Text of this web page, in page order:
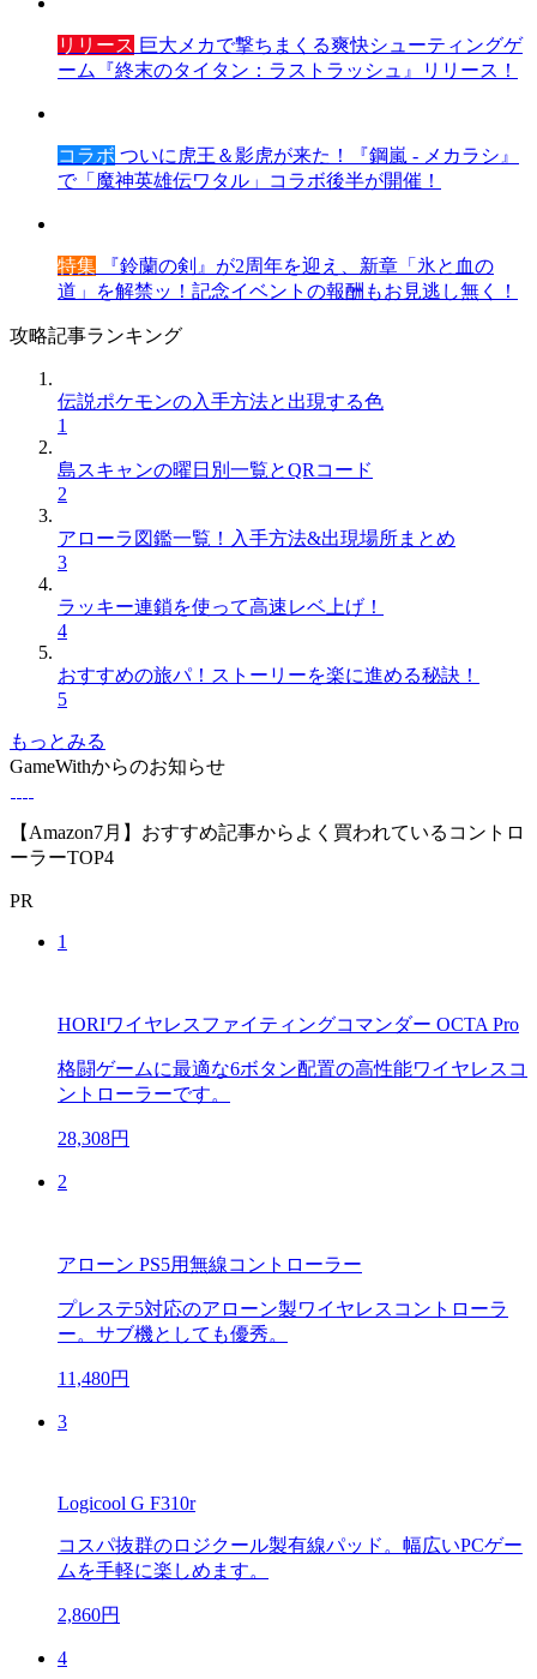
リリース 巨大メカで撃ちまくる爽快シューティングゲ
ーム『終末のタイタン：ラストラッシュ』リリース！
コラボ ついに虎王＆影虎が来た！『鋼嵐 - メカラシ』
で「魔神英雄伝ワタル」コラボ後半が開催！
特集 『鈴蘭の剣』が2周年を迎え、新章「氷と血の
道」を解禁ッ！記念イベントの報酬もお見逃し無く！
攻略記事ランキング
伝説ポケモンの入手方法と出現する色
1
島スキャンの曜日別一覧とQRコード
2
アローラ図鑑一覧！入手方法&出現場所まとめ
3
ラッキー連鎖を使って高速レベ上げ！
4
おすすめの旅パ！ストーリーを楽に進める秘訣！
5
もっとみる
GameWithからのお知らせ
【Amazon7月】おすすめ記事からよく買われているコントロ
ーラーTOP4
PR
1
HORIワイヤレスファイティングコマンダー OCTA Pro
格闘ゲームに最適な6ボタン配置の高性能ワイヤレスコ
ントローラーです。
28,308円
2
アローン PS5用無線コントローラー
プレステ5対応のアローン製ワイヤレスコントローラ
ー。サブ機としても優秀。
11,480円
3
Logicool G F310r
コスパ抜群のロジクール製有線パッド。幅広いPCゲー
ムを手軽に楽しめます。
2,860円
4